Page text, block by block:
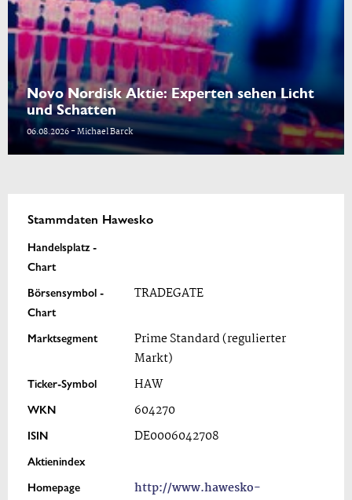
Novo Nordisk Aktie: Experten sehen Licht
und Schatten
06.08.2026 - Michael Barck
Stammdaten Hawesko
Handelsplatz -
Chart
Börsensymbol -
Chart
TRADEGATE
Marktsegment
Prime Standard (regulierter
Markt)
Ticker-Symbol HAW
WKN 604270
ISIN DE0006042708
Aktienindex
Homepage
http://www.hawesko-